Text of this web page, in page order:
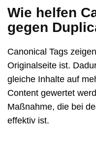
Wie helfen
gegen
Canonical Tags
Originalseite ist.
gleiche Inhalte auf
Content gewertet
Maßnahme, die bei
effektiv ist.